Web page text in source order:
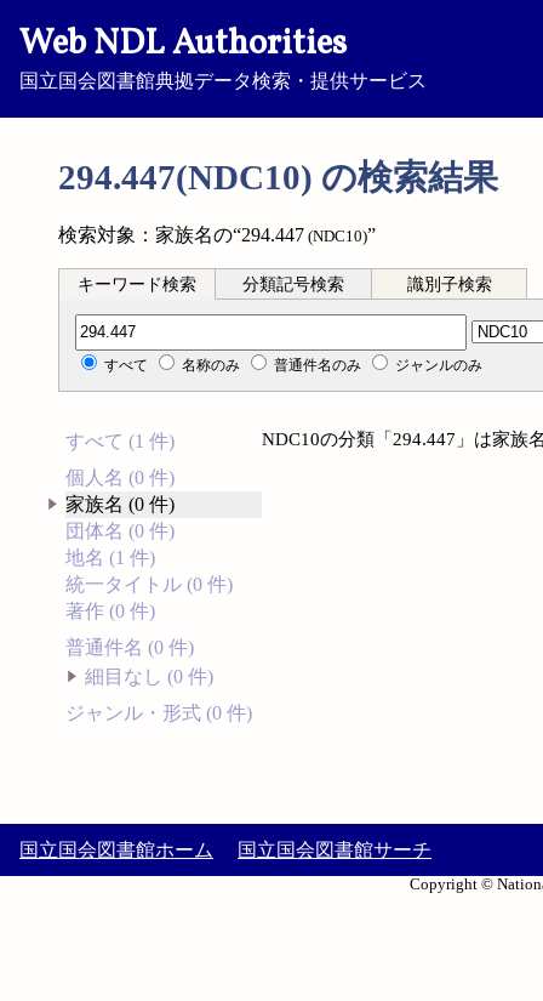
Web NDL Authorities
国立国会図書館典拠データ検索・提供サービス
294.447(NDC10) の検索結果
検索対象：家族名の“294.447 (NDC10)”
キーワード検索 分類記号検索 識別子検索
分類記号検索
すべて 名称のみ 普通件名のみ ジャンルのみ
すべて (1 件)
個人名 (0 件)
家族名 (0 件)
団体名 (0 件)
地名 (1 件)
統一タイトル (0 件)
著作 (0 件)
普通件名 (0 件)
細目なし (0 件)
ジャンル・形式 (0 件)
NDC10の分類「294.447」は家族
国立国会図書館ホーム 国立国会図書館サーチ
Copyright ©